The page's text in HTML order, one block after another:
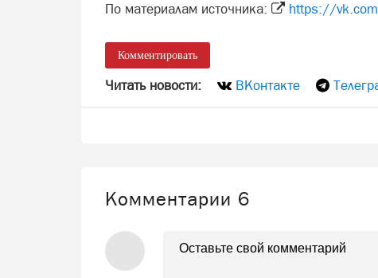
По материалам источника: https://
Комментировать
Читать новости: ВКонтакте
Комментарии 6